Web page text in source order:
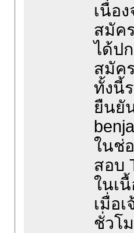
เนื่อ
สมัค
ได้ป
สมัค
ทั้งนี้
ยืนยั
ในช่
สอบ
ในเ
เมื่อ
ชั่วโ